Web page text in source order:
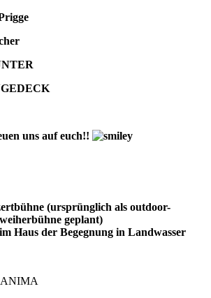
uns auf euch!!
(ursprünglich als outdoor-
geplant)
Haus der Begegnung in Landwasser